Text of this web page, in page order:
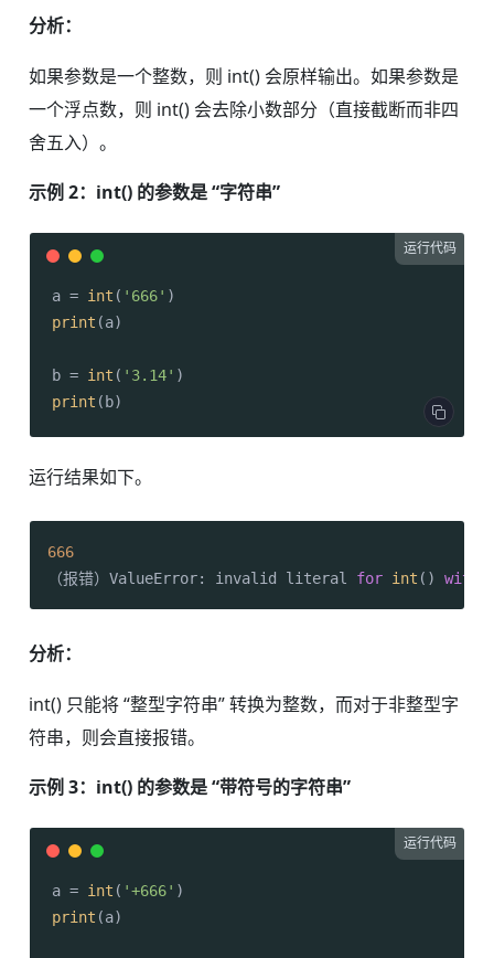
分析：
如果参数是一个整数，则 int() 会原样输出。如果参数是
一个浮点数，则 int() 会去除小数部分（直接截断而非四
舍五入）。
示例 2：int() 的参数是 “字符串”
运行代码
a = int ( '666'
print (a)
b = int ( '3.14'
print (b)
运行结果如下。
666
（报错）ValueError: invalid literal for int () with
分析：
int() 只能将 “整型字符串” 转换为整数，而对于非整型字
符串，则会直接报错。
示例 3：int() 的参数是 “带符号的字符串”
运行代码
a = int ( '+666'
print (a)